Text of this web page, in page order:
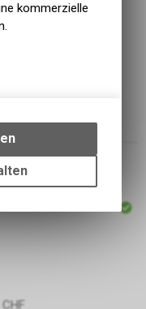
CHF
kommerzielle
und
Ihrem Gerät,
Online-